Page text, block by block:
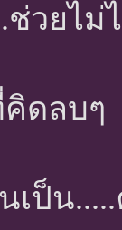
ช่วยไม่
ดลบๆ
เป็น